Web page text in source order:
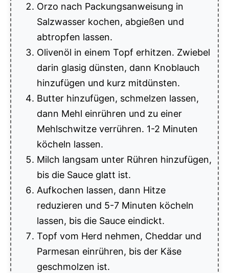
Orzo nach Packungsanweisung in
Salzwasser kochen, abgießen und
abtropfen lassen.
Olivenöl in einem Topf erhitzen. Zwiebel
darin glasig dünsten, dann Knoblauch
hinzufügen und kurz mitdünsten.
Butter hinzufügen, schmelzen lassen,
dann Mehl einrühren und zu einer
Mehlschwitze verrühren. 1-2 Minuten
köcheln lassen.
Milch langsam unter Rühren hinzufügen,
bis die Sauce glatt ist.
Aufkochen lassen, dann Hitze
reduzieren und 5-7 Minuten köcheln
lassen, bis die Sauce eindickt.
Topf vom Herd nehmen, Cheddar und
Parmesan einrühren, bis der Käse
geschmolzen ist.